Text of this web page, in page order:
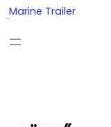
Skip
to
content
Marine Trailer